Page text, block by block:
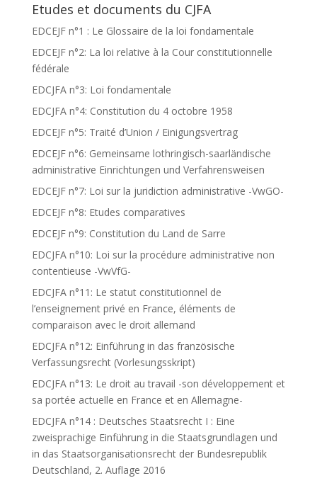
Etudes et documents du CJFA
EDCEJF n°1 : Le Glossaire de la loi fondamentale
EDCEJF n°2: La loi relative à la Cour constitutionnelle
fédérale
EDCJFA n°3: Loi fondamentale
EDCJFA n°4: Constitution du 4 octobre 1958
EDCEJF n°5: Traité d’Union / Einigungsvertrag
EDCEJF n°6: Gemeinsame lothringisch-saarländische
administrative Einrichtungen und Verfahrensweisen
EDCEJF n°7: Loi sur la juridiction administrative -VwGO-
EDCEJF n°8: Etudes comparatives
EDCEJF n°9: Constitution du Land de Sarre
EDCJFA n°10: Loi sur la procédure administrative non
contentieuse -VwVfG-
EDCJFA n°11: Le statut constitutionnel de
l’enseignement privé en France, éléments de
comparaison avec le droit allemand
EDCJFA n°12: Einführung in das französische
Verfassungsrecht (Vorlesungsskript)
EDCJFA n°13: Le droit au travail -son développement et
sa portée actuelle en France et en Allemagne-
EDCJFA n°14 : Deutsches Staatsrecht I : Eine
zweisprachige Einführung in die Staatsgrundlagen und
in das Staatsorganisationsrecht der Bundesrepublik
Deutschland, 2. Auflage 2016